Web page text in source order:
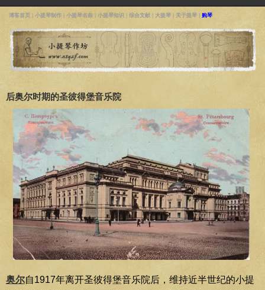
博客首页 小提琴制作 小提琴名曲 小提琴知识 综合文献 大提琴 关于提琴 购琴
后奥尔时期的圣彼得堡音乐院
奥尔自1917年离开圣彼得堡音乐院后，维持近半世纪的小提